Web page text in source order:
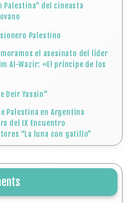
del cineasta
Palestino
el asesinato del líder
Al-Wazir: «El príncipe de los
Deir Yassin"
Palestina en Argentina
del IX Encuentro
“La luna con gatillo”